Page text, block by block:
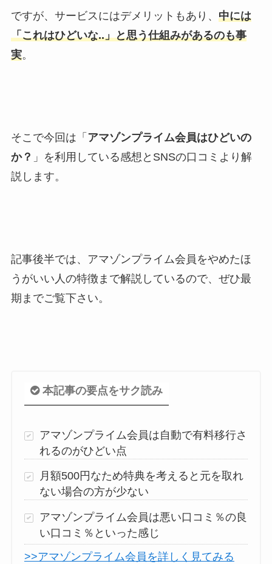
ですが、サービスにはデメリットもあり、 中には
「これはひどいな..」と思う仕組みがあるのも事
実。
そこで今回は「 アマゾンプライム会員はひどいの
か？ 」を利用している感想とSNSの口コミより解
説します。
記事後半では、アマゾンプライム会員をやめたほ
うがいい人の特徴まで解説しているので、ぜひ最
期までご覧下さい。
本記事の要点をサク読み
アマゾンプライム会員は自動で有料移行さ
れるのがひどい点
月額500円なため特典を考えると元を取れ
ない場合の方が少ない
アマゾンプライム会員は悪い口コミ％の良
い口コミ％といった感じ
>>アマゾンプライム会員を詳しく見てみる